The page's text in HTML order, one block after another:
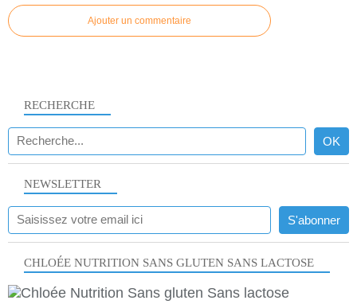
Ajouter un commentaire
NEWSLETTER
RECHERCHE
CHLOÉE NUTRITION SANS GLUTEN SANS LACTOSE